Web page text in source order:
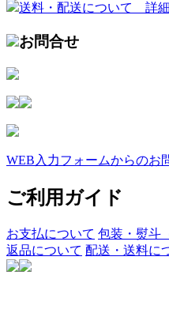
送料・配送について 詳
お問合せ
WEB入力フォームからのお
ご利用ガイド
お支払について 包装・熨斗
返品について 配送・送料に